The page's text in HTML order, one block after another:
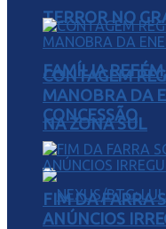
TERROR NO
FAMÍLIA
NA ZONA SUL
CONTAGEM
MANOBRA DA
CONCESSÃO
FIM DA FARRA
ANÚNCIOS